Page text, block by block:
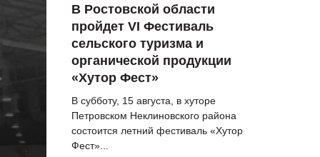
ВОПРОС НЕДЕЛИ
СТИЛЬ ЖИЗНИ
ХАЙП
В Ростовской области
пройдет VI Фестиваль
сельского туризма и
органической продукции
«Хутор Фест»
В субботу, 15 августа, в хуторе
Петровском Неклиновского района
состоится летний фестиваль «Хутор
Фест»...